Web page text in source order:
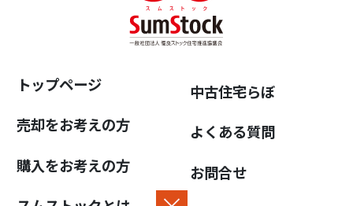
トップページ
売却をお考えの方
購入をお考えの方
中古住宅らぼ
よくある質問
お問合せ